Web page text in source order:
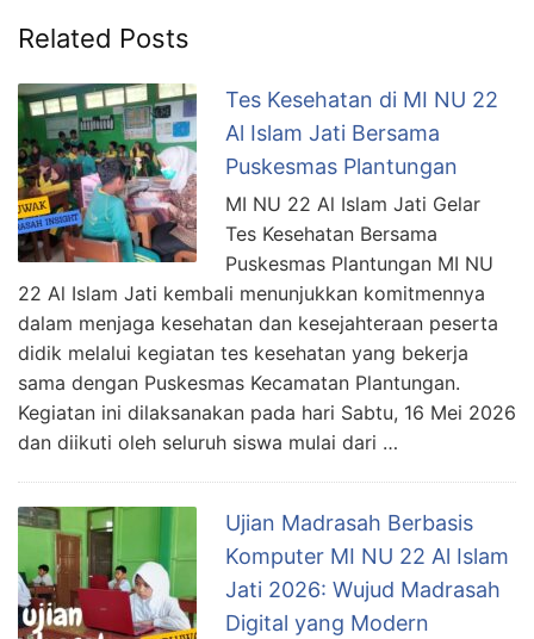
Related Posts
Tes Kesehatan di MI NU 22
Al Islam Jati Bersama
Puskesmas Plantungan
MI NU 22 Al Islam Jati Gelar
Tes Kesehatan Bersama
Puskesmas Plantungan MI NU
22 Al Islam Jati kembali menunjukkan komitmennya
dalam menjaga kesehatan dan kesejahteraan peserta
didik melalui kegiatan tes kesehatan yang bekerja
sama dengan Puskesmas Kecamatan Plantungan.
Kegiatan ini dilaksanakan pada hari Sabtu, 16 Mei 2026
dan diikuti oleh seluruh siswa mulai dari …
Ujian Madrasah Berbasis
Komputer MI NU 22 Al Islam
Jati 2026: Wujud Madrasah
Digital yang Modern